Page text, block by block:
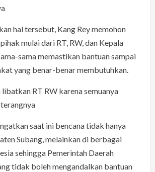
hal tersebut, Kang Rey memohon
mulai dari RT, RW, dan Kepala
sama memastikan bantuan sampai
yang benar-benar membutuhkan.
libatkan RT RW karena semuanya
saat ini bencana tidak hanya
Subang, melainkan di berbagai
sehingga Pemerintah Daerah
tidak boleh mengandalkan bantuan